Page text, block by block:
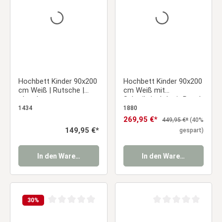
Hochbett Kinder 90x200
cm Weiß | Rutsche |
ohne Lattenrost
1434
Regulärer Preis:
149,95 €*
In den Warenkorb
Hochbett Kinder 90x200
cm Weiß mit
Schreibtisch | mit Regal
| mit Lattenrost
1880
Verkaufspreis:
269,95 €* Regulärer Preis:
449,95 €* (40%
gespart)
In den Warenkorb
30%